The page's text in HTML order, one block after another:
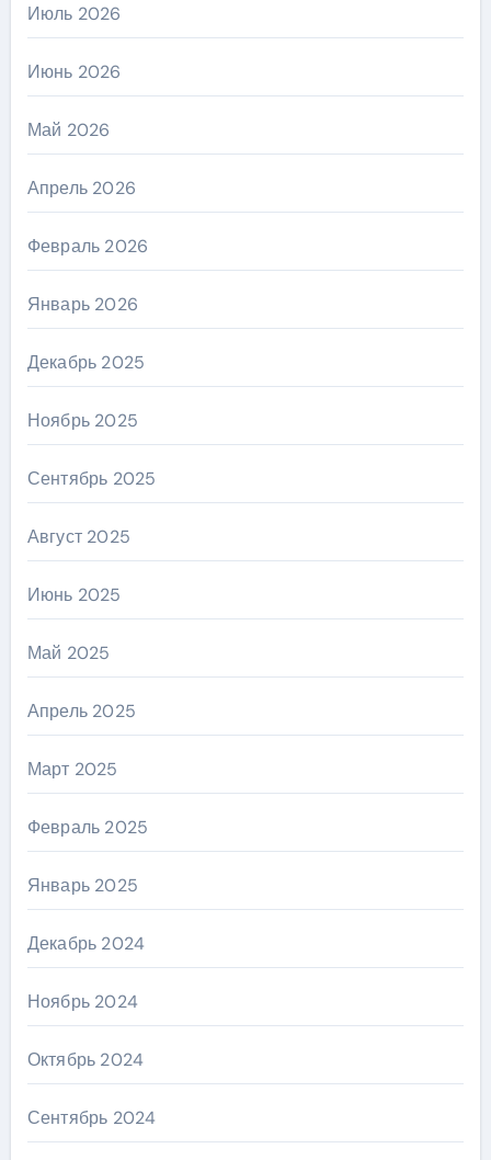
Июль 2026
Июнь 2026
Май 2026
Апрель 2026
Февраль 2026
Январь 2026
Декабрь 2025
Ноябрь 2025
Сентябрь 2025
Август 2025
Июнь 2025
Май 2025
Апрель 2025
Март 2025
Февраль 2025
Январь 2025
Декабрь 2024
Ноябрь 2024
Октябрь 2024
Сентябрь 2024